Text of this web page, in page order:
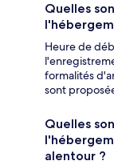
Quelles
Heure de
formalités
sont
Quelles
alentour ?